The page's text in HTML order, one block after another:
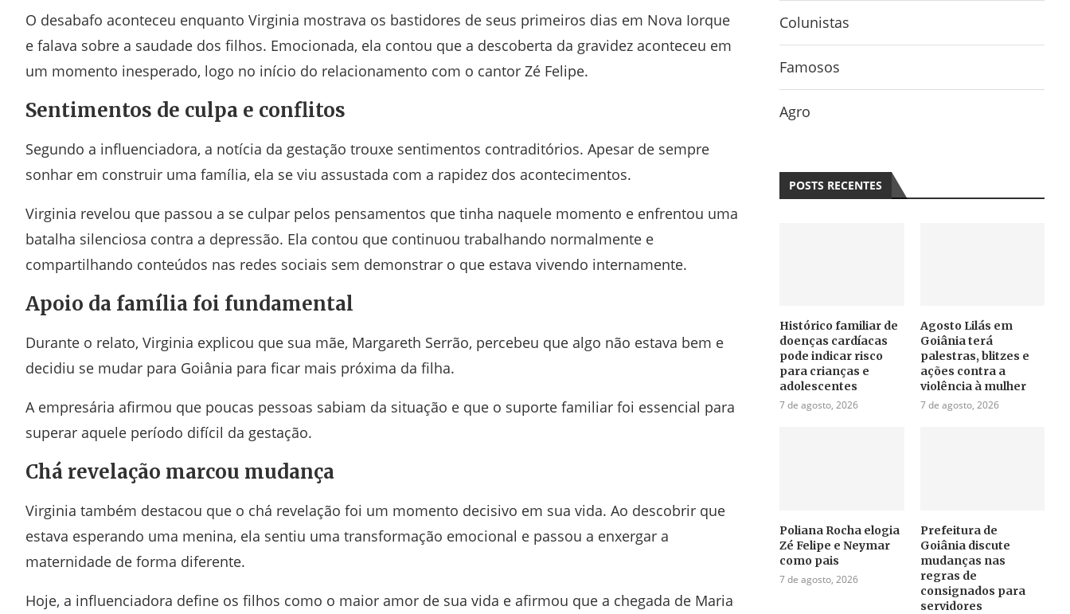
O desabafo aconteceu enquanto Virginia mostrava os bastidores de seus primeiros dias em Nova Iorque
e falava sobre a saudade dos filhos. Emocionada, ela contou que a descoberta da gravidez aconteceu em
um momento inesperado, logo no início do relacionamento com o cantor Zé Felipe.
Sentimentos de culpa e conflitos
Segundo a influenciadora, a notícia da gestação trouxe sentimentos contraditórios. Apesar de sempre
sonhar em construir uma família, ela se viu assustada com a rapidez dos acontecimentos.
Virginia revelou que passou a se culpar pelos pensamentos que tinha naquele momento e enfrentou uma
batalha silenciosa contra a depressão. Ela contou que continuou trabalhando normalmente e
compartilhando conteúdos nas redes sociais sem demonstrar o que estava vivendo internamente.
Apoio da família foi fundamental
Durante o relato, Virginia explicou que sua mãe, Margareth Serrão, percebeu que algo não estava bem e
decidiu se mudar para Goiânia para ficar mais próxima da filha.
A empresária afirmou que poucas pessoas sabiam da situação e que o suporte familiar foi essencial para
superar aquele período difícil da gestação.
Chá revelação marcou mudança
Virginia também destacou que o chá revelação foi um momento decisivo em sua vida. Ao descobrir que
estava esperando uma menina, ela sentiu uma transformação emocional e passou a enxergar a
maternidade de forma diferente.
Hoje, a influenciadora define os filhos como o maior amor de sua vida e afirmou que a chegada de Maria
Colunistas
Famosos
Agro
POSTS RECENTES
Histórico familiar de
doenças cardíacas
pode indicar risco
para crianças e
adolescentes
7 de agosto, 2026
Agosto Lilás em
Goiânia terá
palestras, blitzes e
ações contra a
violência à mulher
7 de agosto, 2026
Poliana Rocha elogia
Zé Felipe e Neymar
como pais
7 de agosto, 2026
Prefeitura de
Goiânia discute
mudanças nas
regras de
consignados para
servidores